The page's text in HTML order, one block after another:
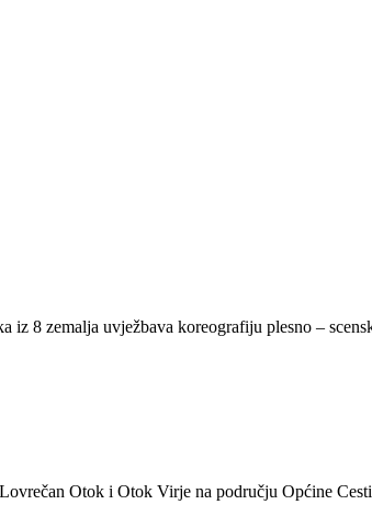
8 zemalja uvježbava koreografiju plesno –
Otok i Otok Virje na području Općine